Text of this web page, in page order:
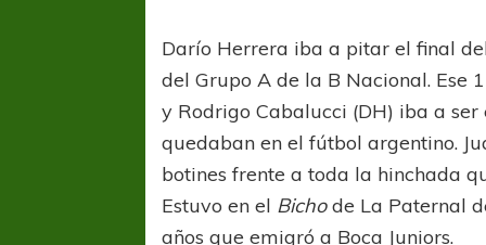
Darío Herrera iba a pitar el final
del Grupo A de la B Nacional. Ese
y Rodrigo Cabalucci (DH) iba a
quedaban en el fútbol argentino.
botines frente a toda la hinchada
Estuvo en el Bichode La Paternal
años que emigró a Boca Juniors.